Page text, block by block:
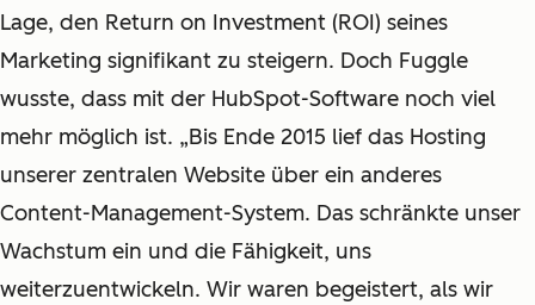
Lage, den Return on Investment (ROI) seines
Marketing signifikant zu steigern. Doch Fuggle
wusste, dass mit der HubSpot-Software noch viel
mehr möglich ist. „Bis Ende 2015 lief das Hosting
unserer zentralen Website über ein anderes
Content-Management-System. Das schränkte unser
Wachstum ein und die Fähigkeit, uns
weiterzuentwickeln. Wir waren begeistert, als wir